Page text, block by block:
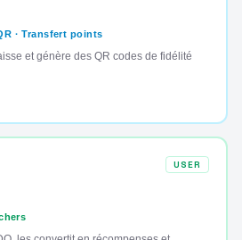
· Transfert points
et génère des QR codes de fidélité
USER